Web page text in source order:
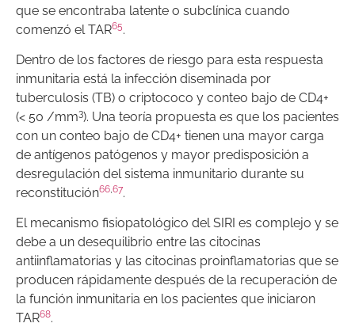
que se encontraba latente o subclínica cuando
comenzó el TAR65.
Dentro de los factores de riesgo para esta respuesta
inmunitaria está la infección diseminada por
tuberculosis (TB) o criptococo y conteo bajo de CD4+
(< 50 /mm3). Una teoría propuesta es que los pacientes
con un conteo bajo de CD4+ tienen una mayor carga
de antígenos patógenos y mayor predisposición a
desregulación del sistema inmunitario durante su
reconstitución66,67.
El mecanismo fisiopatológico del SIRI es complejo y se
debe a un desequilibrio entre las citocinas
antiinflamatorias y las citocinas proinflamatorias que se
producen rápidamente después de la recuperación de
la función inmunitaria en los pacientes que iniciaron
TAR68.